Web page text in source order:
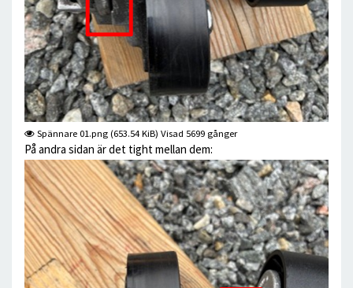
Spännare 01.png (653.54 KiB) Visad 5699 gånger
På andra sidan är det tight mellan dem: